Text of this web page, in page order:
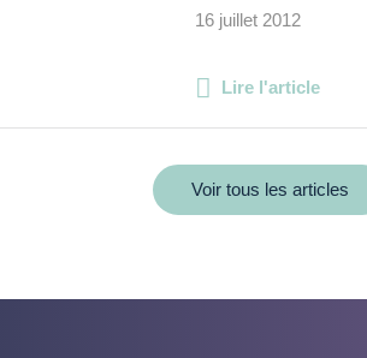
16 juillet 2012
Lire l'article
Voir tous les articles